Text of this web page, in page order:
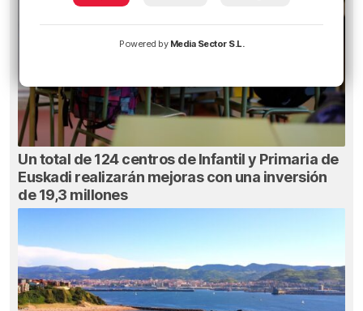
Un total de 124 centros de Infantil y Primaria de
Euskadi realizarán mejoras con una inversión
de 19,3 millones
Powered by Media Sector S.L.